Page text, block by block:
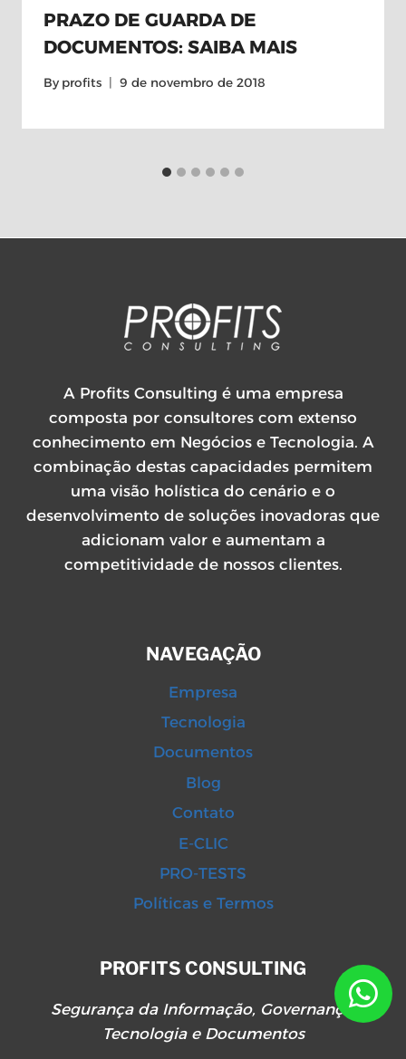
PRAZO DE GUARDA DE
DOCUMENTOS: SAIBA MAIS
By profits 9 de novembro de 2018
A Profits Consulting é uma empresa
composta por consultores com extenso
conhecimento em Negócios e Tecnologia. A
combinação destas capacidades permitem
uma visão holística do cenário e o
desenvolvimento de soluções inovadoras que
adicionam valor e aumentam a
competitividade de nossos clientes.
NAVEGAÇÃO
Empresa
Tecnologia
Documentos
Blog
Contato
E-CLIC
PRO-TESTS
Políticas e Termos
PROFITS CONSULTING
Segurança da Informação, Governança,
Tecnologia e Documentos